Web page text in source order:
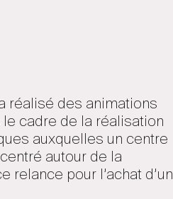
réalisé des animations
cadre de la réalisation
auxquelles un centre
autour de la
relance pour l’achat d’un